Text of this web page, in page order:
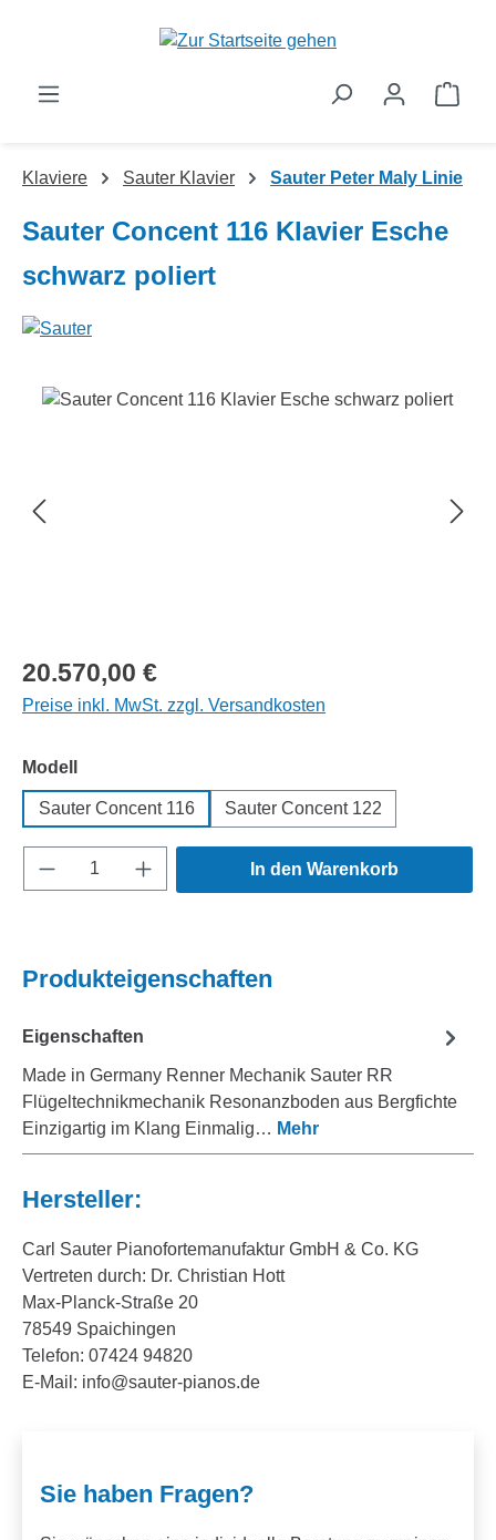
Zum Hauptinhalt springen
Klaviere Sauter Klavier Sauter Peter Maly Linie
Sauter Concent 116 Klavier Esche
schwarz poliert
Bildergalerie überspringen
Regulärer Preis:
20.570,00 €
Preise inkl. MwSt. zzgl. Versandkosten
Modell auswählen
Sauter Concent 116 Sauter Concent 122
Produkt Anzahl: Gib den gewünschten
In den Warenkorb
Produkteigenschaften
Eigenschaften
Made in Germany Renner Mechanik Sauter RR
Flügeltechnikmechanik Resonanzboden aus Bergfichte
Einzigartig im Klang Einmalig… Mehr
Hersteller:
Carl Sauter Pianofortemanufaktur GmbH & Co. KG
Vertreten durch: Dr. Christian Hott
Max-Planck-Straße 20
78549 Spaichingen
Telefon: 07424 94820
E-Mail: info@sauter-pianos.de
Sie haben Fragen?